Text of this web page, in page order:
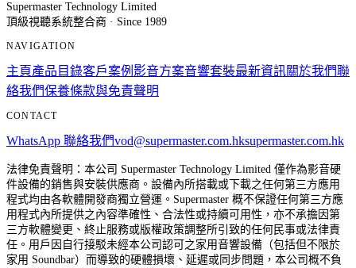
Supermaster Technology Limited
頂級視聽系統整合商 · Since 1989
NAVIGATION
主頁產品目錄客戶案例 影音方案音響套裝最新資訊關於我們聯
絡我們保養條款與免責聲明
CONTACT
WhatsApp 聯絡我們vod@supermaster.com.hksupermaster.com.hk
法律免責聲明：本公司 Supermaster Technology Limited 僅作為影音硬
件設備的銷售與安裝供應商。設備內所搭載或下載之任何第三方應用
程式均由各軟體開發商獨立營運。Supermaster 概不保證任何第三方應
用程式內所提供之內容準確性、合法性或持續可用性，亦不承擔因第
三方軟體變更、終止服務或版權政策調整所引致的任何民事或法律責
任。用戶因自行接駁未經本公司認可之家用音響設備（包括但不限於
家用 Soundbar）而導致的硬體損壞、延遲或同步問題，本公司概不負